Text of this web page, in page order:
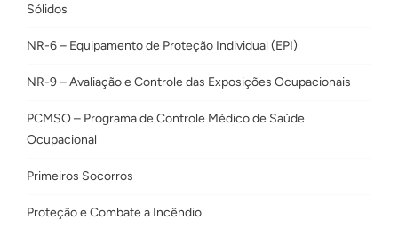
Sólidos
NR-6 – Equipamento de Proteção Individual (EPI)
NR-9 – Avaliação e Controle das Exposições Ocupacionais
PCMSO – Programa de Controle Médico de Saúde
Ocupacional
Primeiros Socorros
Proteção e Combate a Incêndio